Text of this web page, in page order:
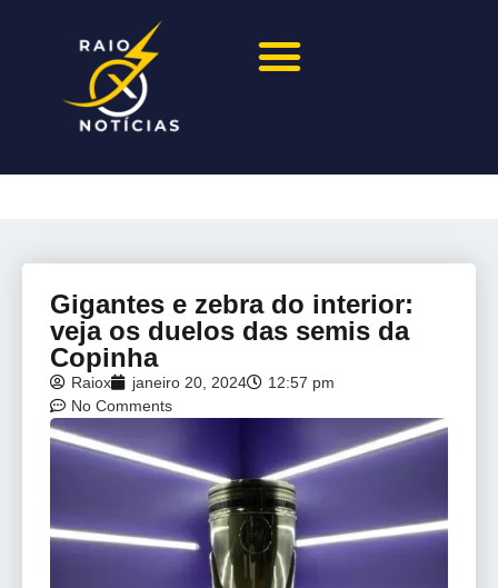
Gigantes e zebra do interior:
veja os duelos das semis da
Copinha
Raiox janeiro 20, 2024
12:57 pm
No Comments